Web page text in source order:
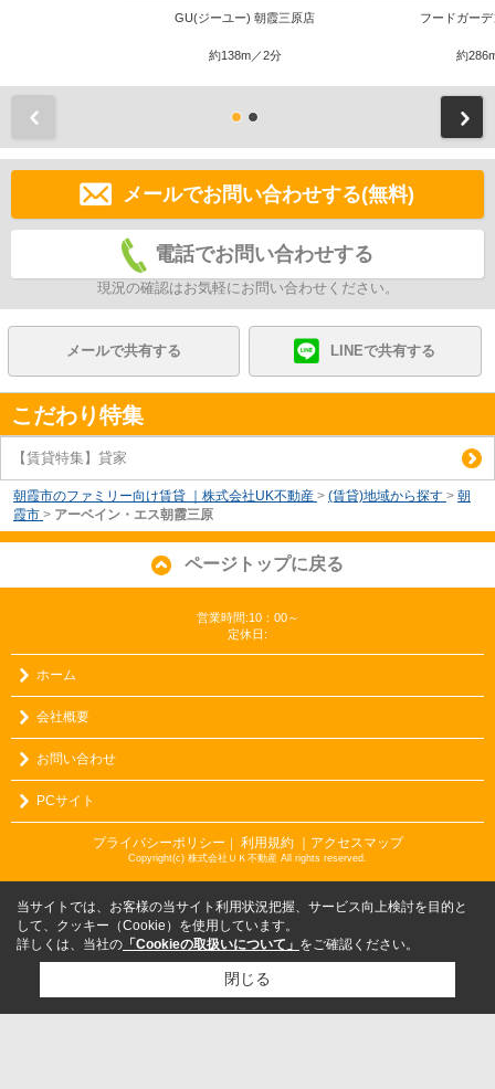
GU(ジーユー) 朝霞三原店
約138m／2分
フードガー
約
メールでお問い合わせする(無料)
電話でお問い合わせする
現況の確認はお気軽にお問い合わせください。
メールで共有する LINEで共有する
こだわり特集
【賃貸特集】貸家
朝霞市のファミリー向け賃貸 ｜株式会社UK不動産 > (賃貸)地域から探す > 朝
霞市 > アーベイン・エス朝霞三原
ページトップに戻る
営業時間:10：00～
定休日:
ホーム
会社概要
お問い合わせ
PCサイト
プライバシーポリシー 利用規約 ｜アクセスマップ
Copyright(c) 株式会社ＵＫ不動産 All rights reserved.
当サイトでは、お客様の当サイト利用状況把握、サービス向上検討を目的と
して、クッキー（Cookie）を使用しています。
詳しくは、当社の 「Cookieの取扱いについて」 をご確認ください。
閉じる